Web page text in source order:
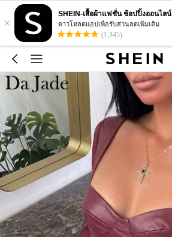
×
SHEIN-เสื้อผ้าแฟชั่น ช้อปปิ้งออนไลน์
ดาวโหลดแอปเพื่อรับส่วนลดเพิ่มเติม
(1,345)